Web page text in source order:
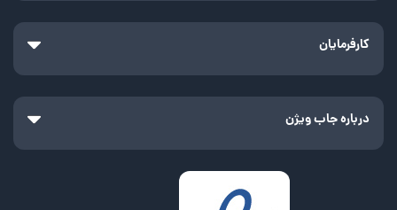
کارفرمایان
درباره جاب ویژن